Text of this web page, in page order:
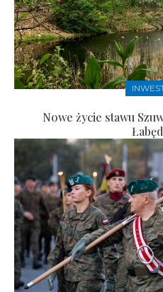
Nowe życie stawu